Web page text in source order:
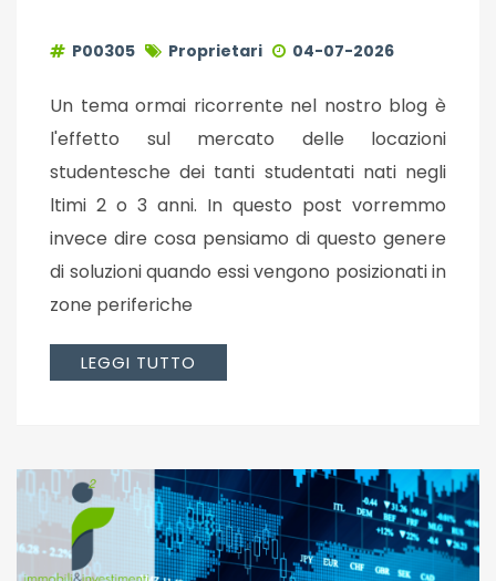
P00305 Proprietari 04-07-2026
Un tema ormai ricorrente nel nostro blog è
l'effetto sul mercato delle locazioni
studentesche dei tanti studentati nati negli
ltimi 2 o 3 anni. In questo post vorremmo
invece dire cosa pensiamo di questo genere
di soluzioni quando essi vengono posizionati in
zone periferiche
LEGGI TUTTO